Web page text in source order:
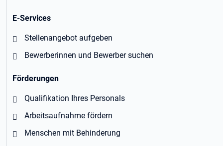
E-Services
Stellenangebot aufgeben
Bewerberinnen und Bewerber suchen
Förderungen
Qualifikation Ihres Personals
Arbeitsaufnahme fördern
Menschen mit Behinderung